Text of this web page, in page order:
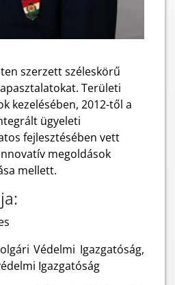
szerzett széleskörű
Területi
kezelésében, 2012-től a
ügyeleti
fejlesztésében vett
megoldások
mellett.
Igazgatóság,
Igazgatóság